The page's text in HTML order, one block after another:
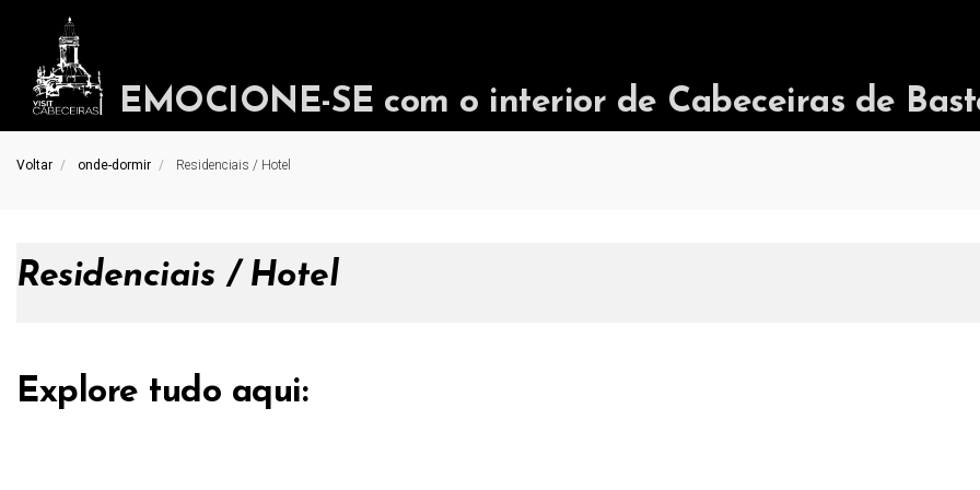
EMOCIONE-SE com o interior de Cabeceiras de
Voltar onde-dormir Residenciais / Hotel
Residenciais / Hotel
Explore tudo aqui: